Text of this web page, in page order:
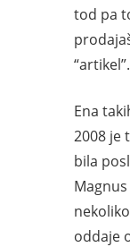
tod pa
Ena
2008 je
bila
oddaje